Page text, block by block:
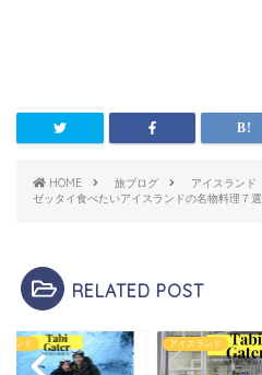
HOME 旅ブログ
アイスランド
ゼッタイ食べたいアイスランドの名物料理７選
RELATED POST
ランド アイスランド